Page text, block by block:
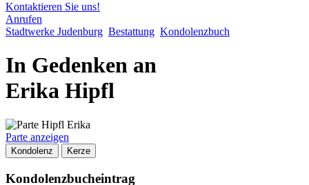
Kontaktieren Sie uns!
Anrufen
Stadtwerke Judenburg Bestattung Kondolenzbuch
In Gedenken an
Erika Hipfl
Parte anzeigen
Kondolenz Kerze
Kondolenzbucheintrag